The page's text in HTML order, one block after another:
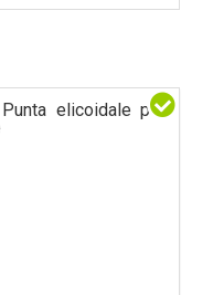
elicoidale per